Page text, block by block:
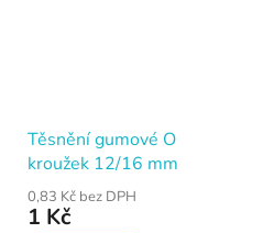
Těsnění gumové O
kroužek 12/16 mm
0,83 Kč bez DPH
1 Kč